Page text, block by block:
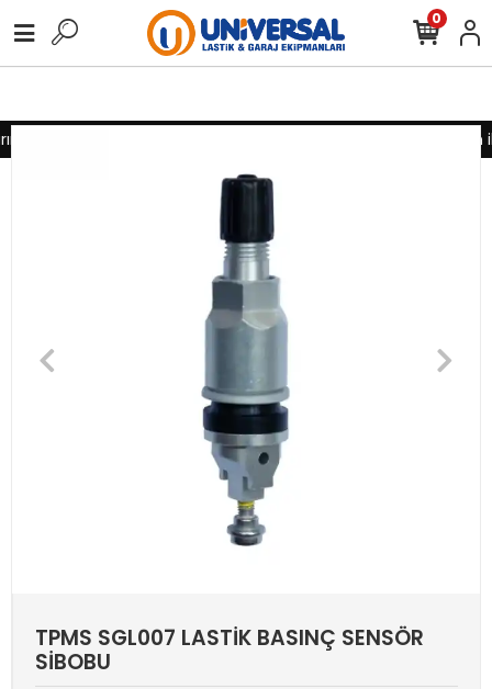
için lütfen iletişime geçiniz Toptan alımlarınız için lütfen
0
TPMS SGL007 LASTİK BASINÇ SENSÖR
SİBOBU